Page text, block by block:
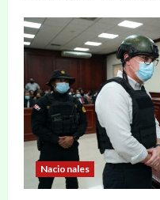
Nacionales